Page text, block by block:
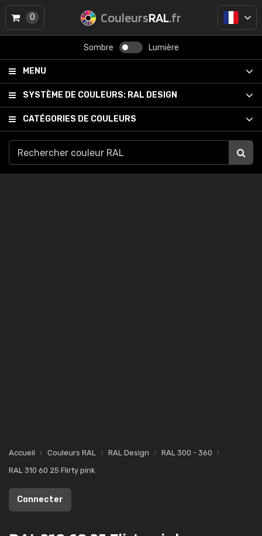
CouleursRAL.fr
Sombre Lumière
MENU
SYSTÈME DE COULEURS: RAL DESIGN
CATÉGORIES DE COULEURS
0
Accueil Couleurs RAL RAL Design
RAL 300 - 360
RAL 310 60 25 Flirty pink
Connecter